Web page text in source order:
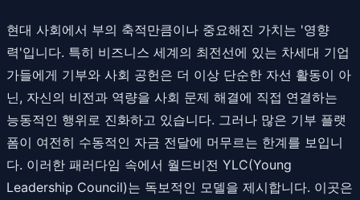
현대 사회에서 부의 축적만큼이나 중요해진 가치는 '영향
력'입니다. 특히 비즈니스 세계의 최전선에 있는 차세대 기업
가들에게 기부와 사회 공헌은 더 이상 단순한 자선 활동이 아
닌, 자신의 비전과 역량을 사회 문제 해결에 직접 연결하는
능동적인 행위로 진화하고 있습니다. 그러나 많은 기부 플랫
폼이 여전히 수동적인 자금 전달에 머무르는 한계를 보입니
다. 이러한 패러다임 속에서 월드비전 YLC(Young
Leadership Council)는 독보적인 모델을 제시합니다. 이곳은